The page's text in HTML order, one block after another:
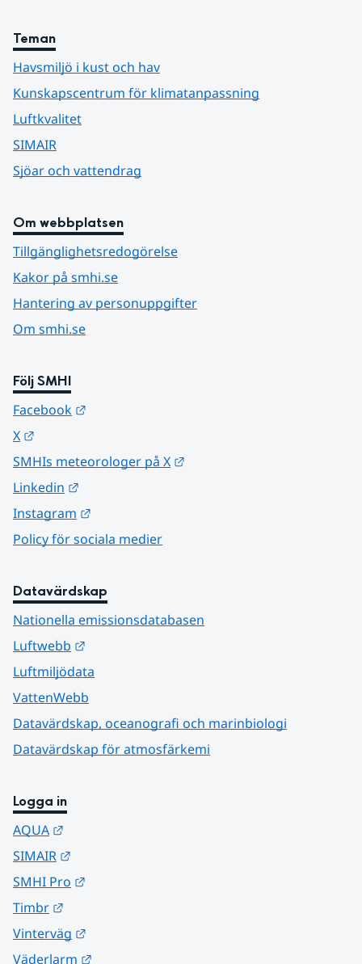
Teman
Havsmiljö i kust och hav
Kunskapscentrum för klimatanpassning
Luftkvalitet
SIMAIR
Sjöar och vattendrag
Om webbplatsen
Tillgänglighetsredogörelse
Kakor på smhi.se
Hantering av personuppgifter
Om smhi.se
Följ SMHI
Facebook
X
SMHIs meteorologer på X
Linkedin
Instagram
Policy för sociala medier
Datavärdskap
Nationella emissionsdatabasen
Luftwebb
Luftmiljödata
VattenWebb
Datavärdskap, oceanografi och marinbiologi
Datavärdskap för atmosfärkemi
Logga in
AQUA
SIMAIR
SMHI Pro
Timbr
Vinterväg
Väderlarm